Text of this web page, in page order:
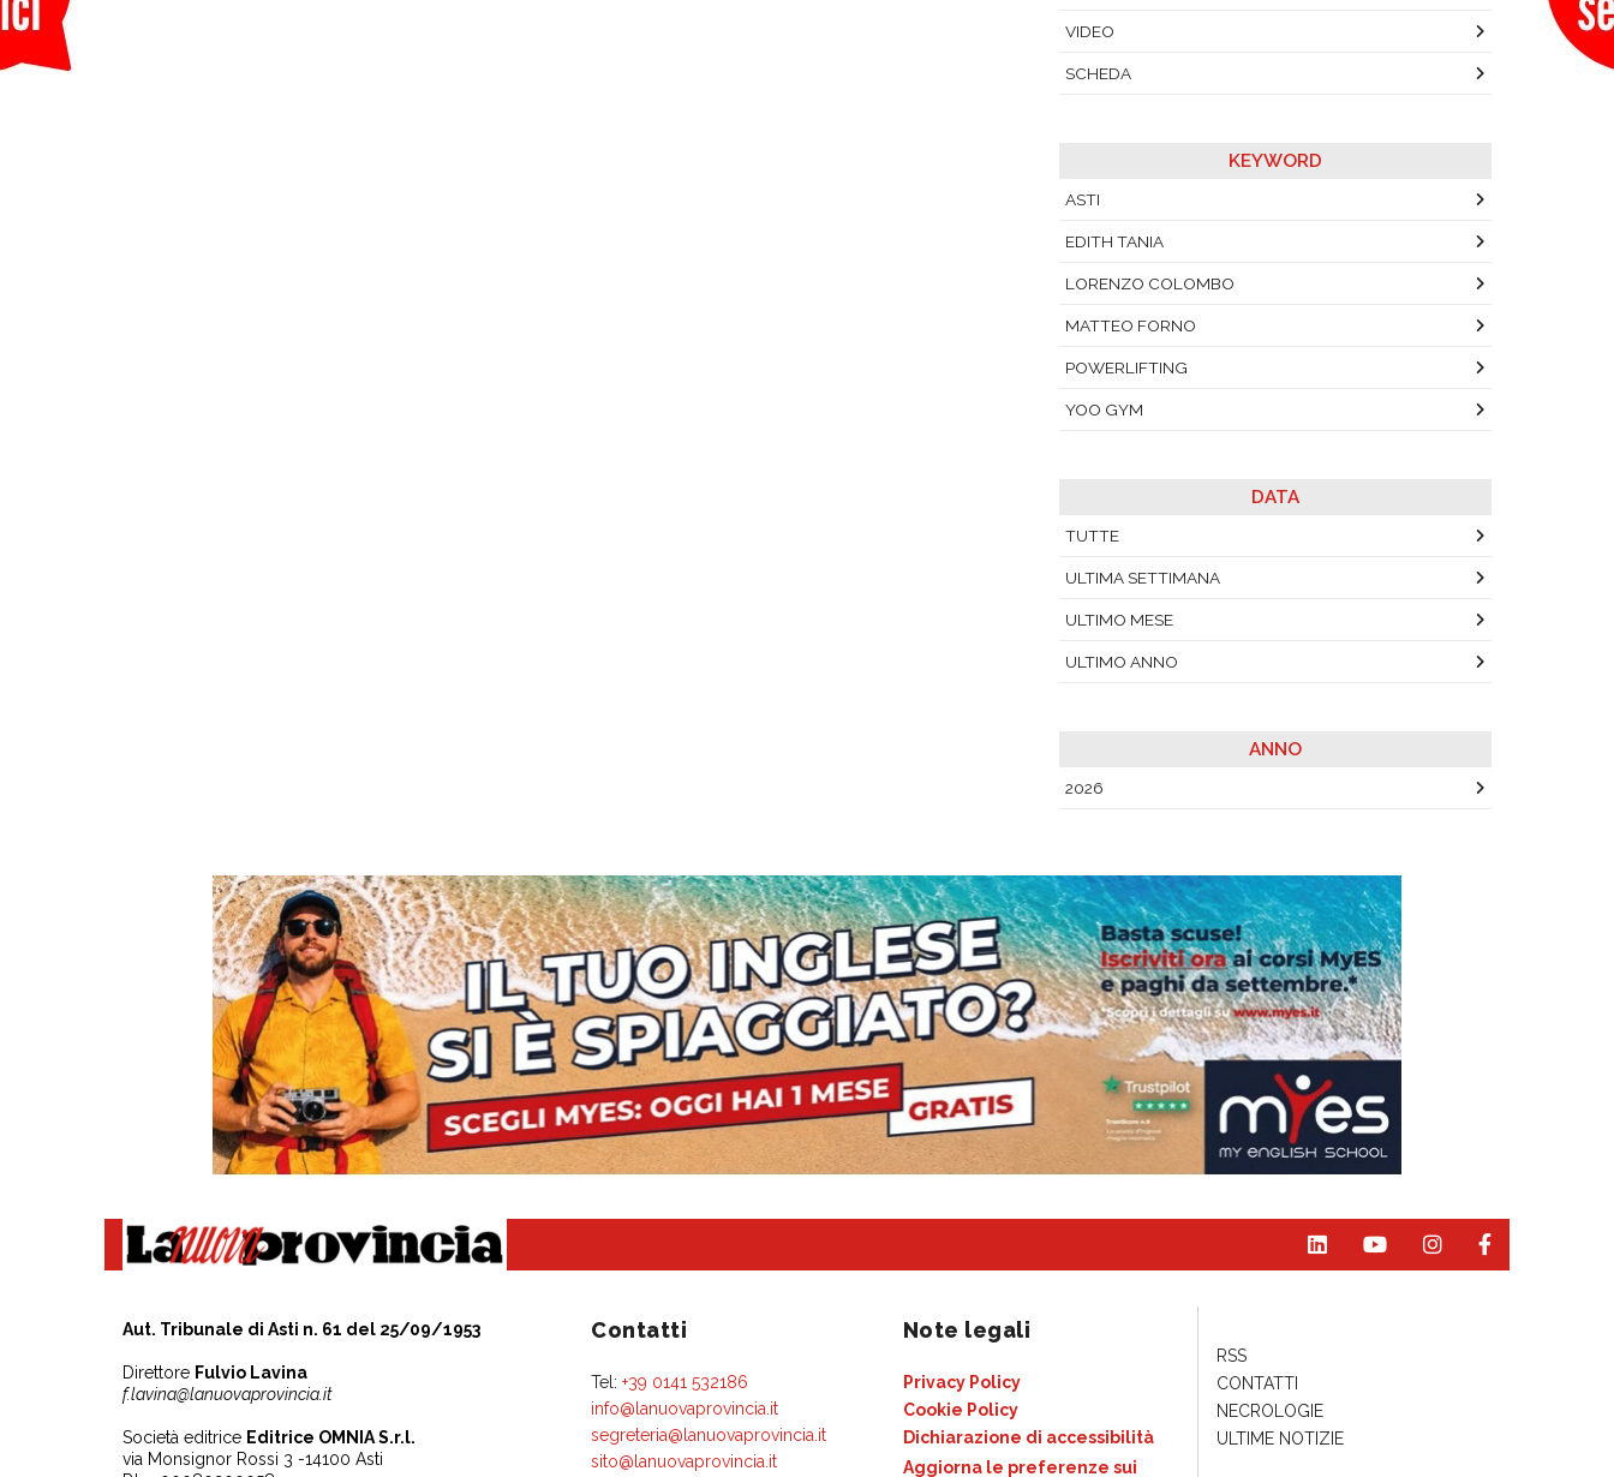
VIDEO
SCHEDA
KEYWORD
ASTI
EDITH TANIA
LORENZO COLOMBO
MATTEO FORNO
POWERLIFTING
YOO GYM
DATA
TUTTE
ULTIMA SETTIMANA
ULTIMO MESE
ULTIMO ANNO
ANNO
2026
Aut. Tribunale di Asti n. 61 del 25/09/1953
Direttore Fulvio Lavina
f.lavina@lanuovaprovincia.it
Società editrice Editrice OMNIA S.r.l.
via Monsignor Rossi 3 -14100 Asti
Contatti
Tel: +39 0141 532186
info@lanuovaprovincia.it
segreteria@lanuovaprovincia.it
sito@lanuovaprovincia.it
Note legali
Privacy Policy
Cookie Policy
Dichiarazione di accessibilità
Aggiorna le preferenze sui
RSS
CONTATTI
NECROLOGIE
ULTIME NOTIZIE